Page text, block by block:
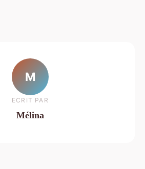
M
ECRIT PAR
Mélina